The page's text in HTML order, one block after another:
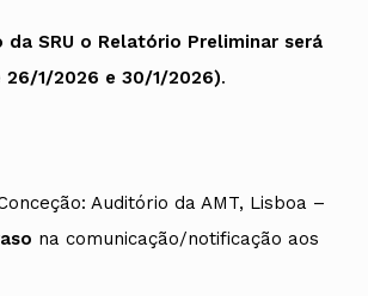
da SRU o Relatório Preliminar será
1/2026 e 30/1/2026).
Auditório da AMT, Lisboa –
na comunicação/notificação aos